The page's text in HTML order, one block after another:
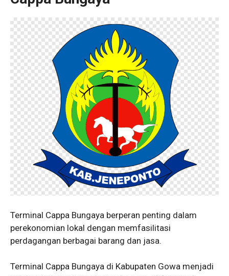
Terminal Cappa Bungaya berperan penting dalam
perekonomian lokal dengan memfasilitasi
perdagangan berbagai barang dan jasa.
Terminal Cappa Bungaya di Kabupaten Gowa menjadi